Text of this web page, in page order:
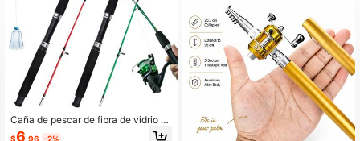
Caña de pescar de fibra de vidrio mi
cro de 1m para pesca en hielo con t
$6.96 -2%